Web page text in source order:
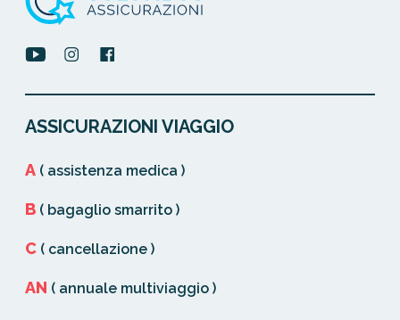
ASSICURAZIONI VIAGGIO
A ( assistenza medica )
B ( bagaglio smarrito )
C ( cancellazione )
AN ( annuale multiviaggio )